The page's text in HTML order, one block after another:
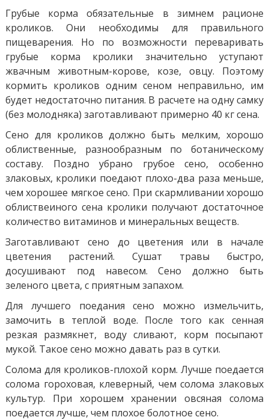
Грубые корма обязательные в зимнем рационе
кроликов. Они необходимы для правильного
пищеварения. Но по возможности переваривать
грубые корма кролики значительно уступают
жвачным животным-корове, козе, овцу. Поэтому
кормить кроликов одним сеном неправильно, им
будет недостаточно питания. В расчете на одну самку
(без молодняка) заготавливают примерно 40 кг сена.
Сено для кроликов должно быть мелким, хорошо
облиственные, разнообразным по ботаническому
составу. Поздно убрано грубое сено, особенно
злаковых, кролики поедают плохо-два раза меньше,
чем хорошее мягкое сено. При скармливании хорошо
облиствеиного сена кролики получают достаточное
количество витаминов и минеральных веществ.
Заготавливают сено до цветения или в начале
цветения растений. Сушат травы быстро,
досушивают под навесом. Сено должно быть
зеленого цвета, с приятным запахом.
Для лучшего поедания сено можно измельчить,
замочить в теплой воде. После того как сенная
резкая размякнет, воду сливают, корм посыпают
мукой. Такое сено можно давать раз в сутки.
Солома для кроликов-плохой корм. Лучше поедается
солома гороховая, клеверный, чем солома злаковых
культур. При хорошем хранении овсяная солома
поедается лучше, чем плохое болотное сено.